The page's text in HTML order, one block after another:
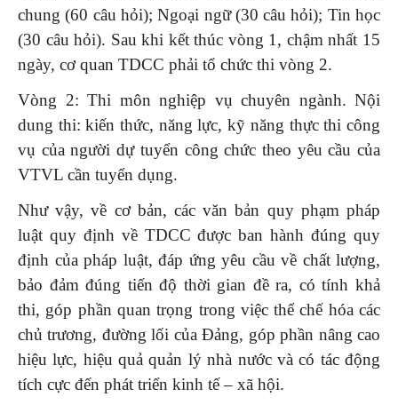
chung (60 câu hỏi); Ngoại ngữ (30 câu hỏi); Tin học
(30 câu hỏi). Sau khi kết thúc vòng 1, chậm nhất 15
ngày, cơ quan TDCC phải tổ chức thi vòng 2.
Vòng 2: Thi môn nghiệp vụ chuyên ngành. Nội
dung thi: kiến thức, năng lực, kỹ năng thực thi công
vụ của người dự tuyển công chức theo yêu cầu của
VTVL cần tuyển dụng.
Như vậy, về cơ bản, các văn bản quy phạm pháp
luật quy định về TDCC được ban hành đúng quy
định của pháp luật, đáp ứng yêu cầu về chất lượng,
bảo đảm đúng tiến độ thời gian đề ra, có tính khả
thi, góp phần quan trọng trong việc thể chế hóa các
chủ trương, đường lối của Đảng, góp phần nâng cao
hiệu lực, hiệu quả quản lý nhà nước và có tác động
tích cực đến phát triển kinh tế – xã hội.